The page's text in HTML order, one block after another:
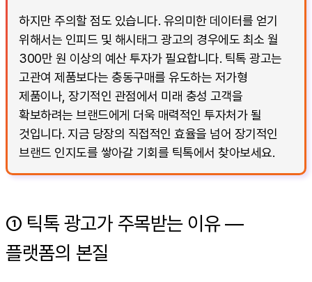
하지만 주의할 점도 있습니다. 유의미한 데이터를 얻기
위해서는 인피드 및 해시태그 광고의 경우에도 최소 월
300만 원 이상의 예산 투자가 필요합니다. 틱톡 광고는
고관여 제품보다는 충동구매를 유도하는 저가형
제품이나, 장기적인 관점에서 미래 충성 고객을
확보하려는 브랜드에게 더욱 매력적인 투자처가 될
것입니다. 지금 당장의 직접적인 효율을 넘어 장기적인
브랜드 인지도를 쌓아갈 기회를 틱톡에서 찾아보세요.
① 틱톡 광고가 주목받는 이유 —
플랫폼의 본질